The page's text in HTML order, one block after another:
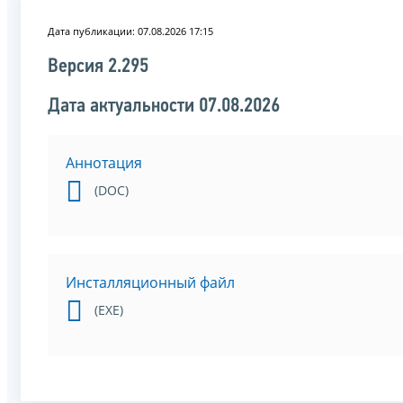
Дата публикации: 07.08.2026 17:15
Версия 2.295
Дата актуальности 07.08.2026
Аннотация
(DOC)
Инсталляционный файл
(EXE)